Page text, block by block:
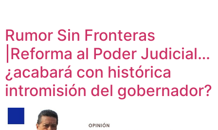
Rumor Sin Fronteras
|Reforma al Poder Judicial…
¿acabará con histórica
intromisión del gobernador?